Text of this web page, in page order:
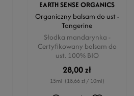
EARTH SENSE ORGANICS
Organiczny balsam do ust -
Tangerine
Słodka mandarynka -
Certyfikowany balsam do
ust. 100% BIO
28,00 zł
15ml (18,66 zł / 10ml)